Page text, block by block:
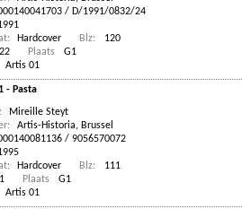
/ D/1991/0832/24
Hardcover Blz:
120
Plaats
G1
Artis 01
- Pasta
Mireille Steyt
Artis-Historia, Brussel
/ 9056570072
Hardcover Blz:
111
Plaats
G1
Artis 01